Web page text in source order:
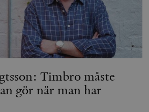
Timbro måste
gör när man har